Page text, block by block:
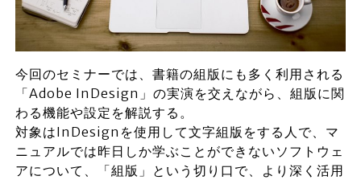
今回のセミナーでは、書籍の組版にも多く利用される
「Adobe InDesign」の実演を交えながら、組版に関
わる機能や設定を解説する。
対象はInDesignを使用して文字組版をする人で、マ
ニュアルでは昨日しか学ぶことができないソフトウェ
アについて、「組版」という切り口で、より深く活用